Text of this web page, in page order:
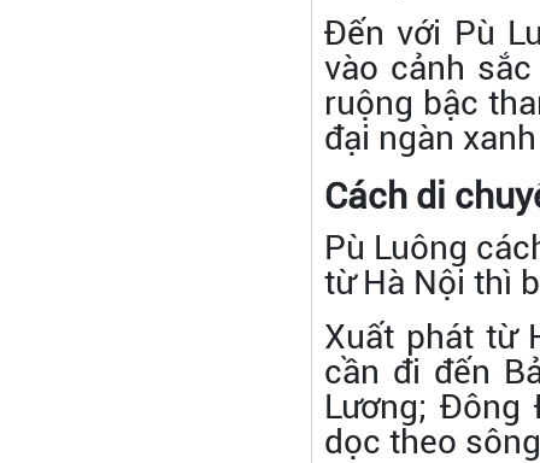
Đến với Pù
vào cảnh
ruộng bậc
đại ngàn
Cách di
Pù Luông
từ Hà Nội thì
Xuất phát từ
cần đi đến
Lương; Đông
dọc theo